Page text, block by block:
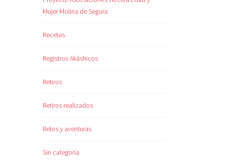
Mujer Molina de Segura
Recetas
Registros Akáshicos
Retiros
Retiros realizados
Retos y aventuras
Sin categoría